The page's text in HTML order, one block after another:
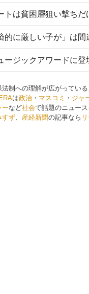
制への理解が広がってい
は政治 ・ マスコミ ・ ジャ
ーなど社会で話題のニュー
すず、 産経新聞の記事なら